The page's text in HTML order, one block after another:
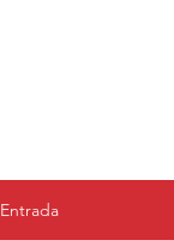
Entrada